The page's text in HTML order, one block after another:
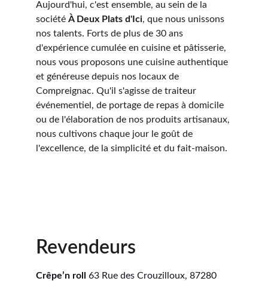
Aujourd'hui, c'est ensemble, au sein de la
société À Deux Plats d'Ici, que nous unissons
nos talents. Forts de plus de 30 ans
d'expérience cumulée en cuisine et pâtisserie,
nous vous proposons une cuisine authentique
et généreuse depuis nos locaux de
Compreignac. Qu'il s'agisse de traiteur
événementiel, de portage de repas à domicile
ou de l'élaboration de nos produits artisanaux,
nous cultivons chaque jour le goût de
l'excellence, de la simplicité et du fait-maison.
Revendeurs
Crêpe’n roll
63 Rue des Crouzilloux, 87280